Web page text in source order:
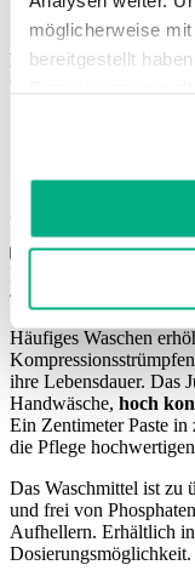
möglicherweise
bereitgestellt
unserer
Für medizinische
Gestrick
Für Fachhändler
Häufiges Waschen
ihre Lebensdauer. Das
Handwäsche, hoch
Ein Zentimeter Paste
die Pflege
Das Waschmittel ist zu
und frei von
Aufhellern. Erhältlich